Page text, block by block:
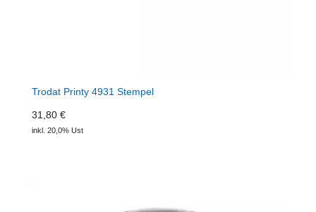
Trodat Printy 4931 Stempel
31,80 €
inkl. 20,0% Ust